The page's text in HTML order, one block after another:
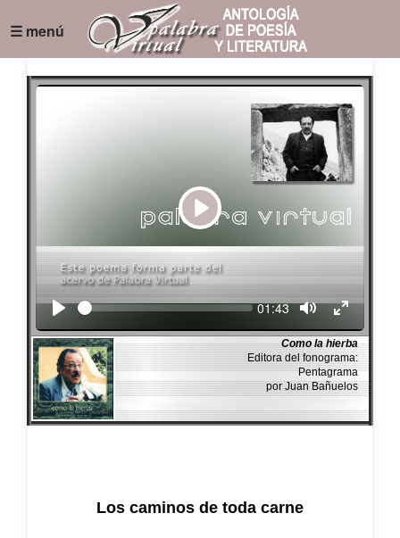
☰ menú
Play
Seek Current
01:43
Como la hierba
Editora del fonograma:
Pentagrama
por Juan Bañuelos
Los caminos de toda carne